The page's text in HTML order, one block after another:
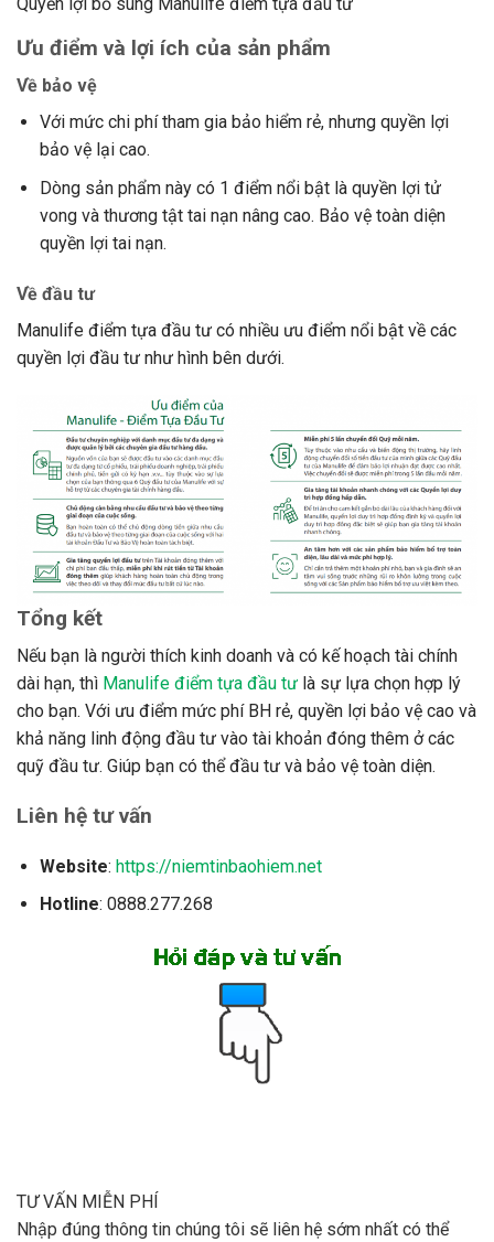
Ưu điểm và lợi ích của sản phẩm
Về bảo vệ
Với mức chi phí tham gia bảo hiểm rẻ, nhưng quyền lợi
bảo vệ lại cao.
Dòng sản phẩm này có 1 điểm nổi bật là quyền lợi tử
vong và thương tật tai nạn nâng cao. Bảo vệ toàn diện
quyền lợi tai nạn.
Về đầu tư
Manulife điểm tựa đầu tư có nhiều ưu điểm nổi bật về các
quyền lợi đầu tư như hình bên dưới.
Tổng kết
Nếu bạn là người thích kinh doanh và có kế hoạch tài chính
dài hạn, thì Manulife điểm tựa đầu tư là sự lựa chọn hợp lý
cho bạn. Với ưu điểm mức phí BH rẻ, quyền lợi bảo vệ cao và
khả năng linh động đầu tư vào tài khoản đóng thêm ở các
quỹ đầu tư. Giúp bạn có thể đầu tư và bảo vệ toàn diện.
Liên hệ tư vấn
Website: https://niemtinbaohiem.net
Hotline: 0888.277.268
TƯ VẤN MIỄN PHÍ
Nhập đúng thông tin chúng tôi sẽ liên hệ sớm nhất có thể